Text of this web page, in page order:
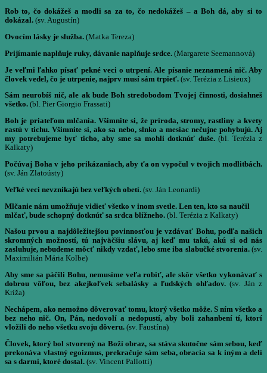
Rob to, čo dokážeš a modli sa za to, čo nedokážeš – a Boh dá, aby si to
dokázal. (sv. Augustín)
Ovocím lásky je služba. (Matka Tereza)
Prijímanie naplňuje ruky, dávanie naplňuje srdce. (Margarete Seemannová)
Je veľmi ľahko písať pekné veci o utrpení. Ale písanie neznamená nič. Aby
človek vedel, čo je utrpenie, najprv musí sám trpieť. (sv. Terézia z Lisieux)
Sám neurobíš nič, ale ak bude Boh stredobodom Tvojej činnosti, dosiahneš
všetko. (bl. Pier Giorgio Frassati)
Boh je priateľom mlčania. Všimnite si, že príroda, stromy, rastliny a kvety
rastú v tichu. Všimnite si, ako sa nebo, slnko a mesiac nečujne pohybujú. Aj
my potrebujeme byť ticho, aby sme sa mohli dotknúť duše. (bl. Terézia z
Kalkaty)
Počúvaj Boha v jeho prikázaniach, aby ťa on vypočul v tvojich modlitbách.
(sv. Ján Zlatoústy)
Veľké veci nevznikajú bez veľkých obetí. (sv. Ján Leonardi)
Mlčanie nám umožňuje vidieť všetko v inom svetle. Len ten, kto sa naučil
mlčať, bude schopný dotknúť sa srdca blížneho. (bl. Terézia z Kalkaty)
Našou prvou a najdôležitejšou povinnosťou je vzdávať Bohu, podľa našich
skromných možností, tú najväčšiu slávu, aj keď mu takú, akú si od nás
zasluhuje, nebudeme môcť nikdy vzdať, lebo sme iba slabučké stvorenia.(sv.
Maximilián Mária Kolbe)
Aby sme sa páčili Bohu, nemusíme veľa robiť, ale skôr všetko vykonávať s
dobrou vôľou, bez akejkoľvek sebalásky a ľudských ohľadov.(sv. Ján z
Kríža)
Nechápem, ako nemožno dôverovať tomu, ktorý všetko môže. S ním všetko a
bez neho nič. On, Pán, nedovolí a nedopustí, aby boli zahanbení tí, ktorí
vložili do neho všetku svoju dôveru. (sv. Faustína)
Človek, ktorý bol stvorený na Boží obraz, sa stáva skutočne sám sebou, keď
prekonáva vlastný egoizmus, prekračuje sám seba, obracia sa k iným a delí
sa s darmi, ktoré dostal. (sv. Vincent Pallotti)